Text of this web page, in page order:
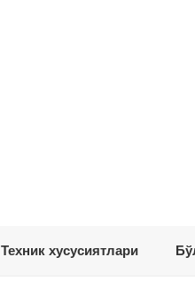
Техник хусусиятлари